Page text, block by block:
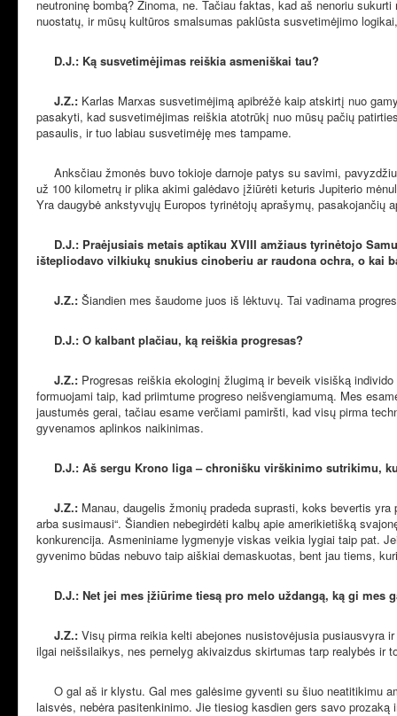
neutroninę bombą? Žinoma, ne. Tačiau faktas, kad aš nenoriu
nuostatų, ir mūsų kultūros smalsumas paklūsta susvetimėjimo
D.J.: Ką susvetimėjimas reiškia asmeniškai tau?
J.Z.: Karlas Marxas susvetimėjimą apibrėžė kaip atskirtį nuo
pasakyti, kad susvetimėjimas reiškia atotrūkį nuo mūsų pačių
pasaulis, ir tuo labiau susvetimėję mes tampame.
Anksčiau žmonės buvo tokioje darnoje patys su savimi,
už 100 kilometrų ir plika akimi galėdavo įžiūrėti keturis Jupiterio
Yra daugybė ankstyvųjų Europos tyrinėtojų aprašymų,
D.J.: Praėjusiais metais aptikau XVIII amžiaus tyrinėtojo
ištepliodavo vilkiukų snukius cinoberiu ar raudona ochra, o kai
J.Z.: Šiandien mes šaudome juos iš lėktuvų. Tai vadinama
D.J.: O kalbant plačiau, ką reiškia progresas?
J.Z.: Progresas reiškia ekologinį žlugimą ir beveik visišką
formuojami taip, kad priimtume progreso neišvengiamumą. Mes
jaustumės gerai, tačiau esame verčiami pamiršti, kad visų pirma
gyvenamos aplinkos naikinimas.
D.J.: Aš sergu Krono liga – chronišku virškinimo sutrikimu,
J.Z.: Manau, daugelis žmonių pradeda suprasti, koks bevertis
arba susimausi“. Šiandien nebegirdėti kalbų apie amerikietišką
konkurencija. Asmeniniame lygmenyje viskas veikia lygiai taip pat.
gyvenimo būdas nebuvo taip aiškiai demaskuotas, bent jau tiems,
D.J.: Net jei mes įžiūrime tiesą pro melo uždangą, ką gi mes
J.Z.: Visų pirma reikia kelti abejones nusistovėjusia pusiausvyra
ilgai neišsilaikys, nes pernelyg akivaizdus skirtumas tarp realybės ir
O gal aš ir klystu. Gal mes galėsime gyventi su šiuo neatitikimu
laisvės, nebėra pasitenkinimo. Jie tiesiog kasdien gers savo